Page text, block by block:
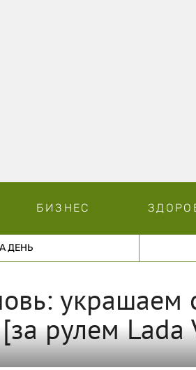
БИЗНЕС
ДЕНЬ
украшаем
рулем Lada